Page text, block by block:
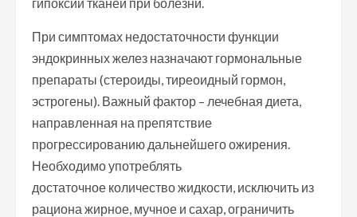
При симптомах недостаточности функции
эндокринных желез назначают гормональные
препараты (стероиды, тиреоидный гормон,
эстрогены). Важный фактор – лечебная диета,
направленная на препятствие
прогрессированию дальнейшего ожирения.
Необходимо употреблять
достаточное количество жидкости, исключить из
рациона жирное, мучное и сахар, ограничить